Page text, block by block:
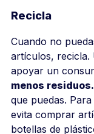
Recicla
Cuando no
artículos, recicla.
apoyar un
menos residuos.
que puedas.
evita comprar
botellas de